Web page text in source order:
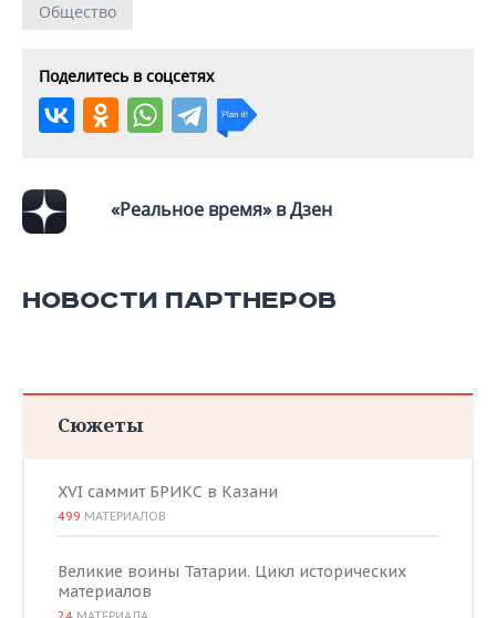
Общество
Поделитесь в соцсетях
«Реальное время» в Дзен
НОВОСТИ ПАРТНЕРОВ
Сюжеты
XVI саммит БРИКС в Казани
499 МАТЕРИАЛОВ
Великие воины Татарии. Цикл исторических
материалов